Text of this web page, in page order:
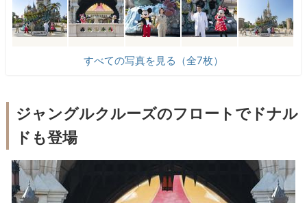
すべての写真を見る（全7枚）
ジャングルクルーズのフロートでドナル
ドも登場